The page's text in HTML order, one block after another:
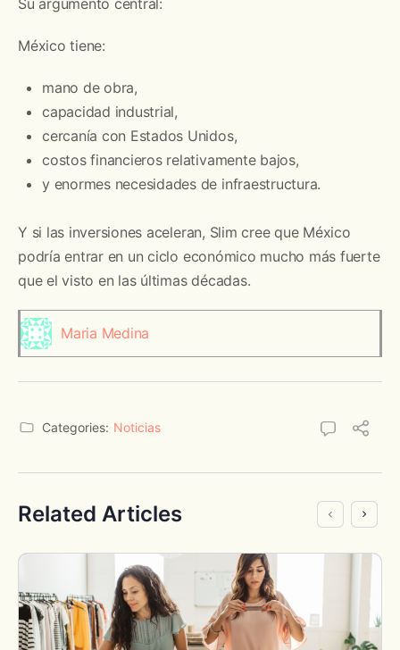
Su argumento central:
México tiene:
mano de obra,
capacidad industrial,
cercanía con Estados Unidos,
costos financieros relativamente bajos,
y enormes necesidades de infraestructura.
Y si las inversiones aceleran, Slim cree que México
podría entrar en un ciclo económico mucho más fuerte
que el visto en las últimas décadas.
Maria Medina
Categories: Noticias
Related Articles